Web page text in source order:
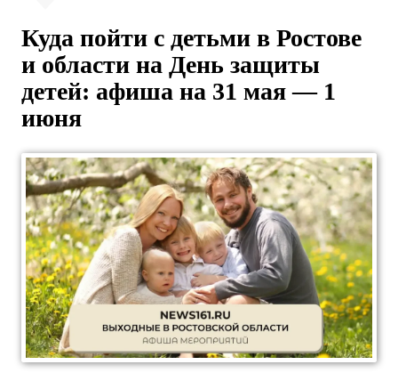
Куда пойти с детьми в Ростове
и области на День защиты
детей: афиша на 31 мая — 1
июня